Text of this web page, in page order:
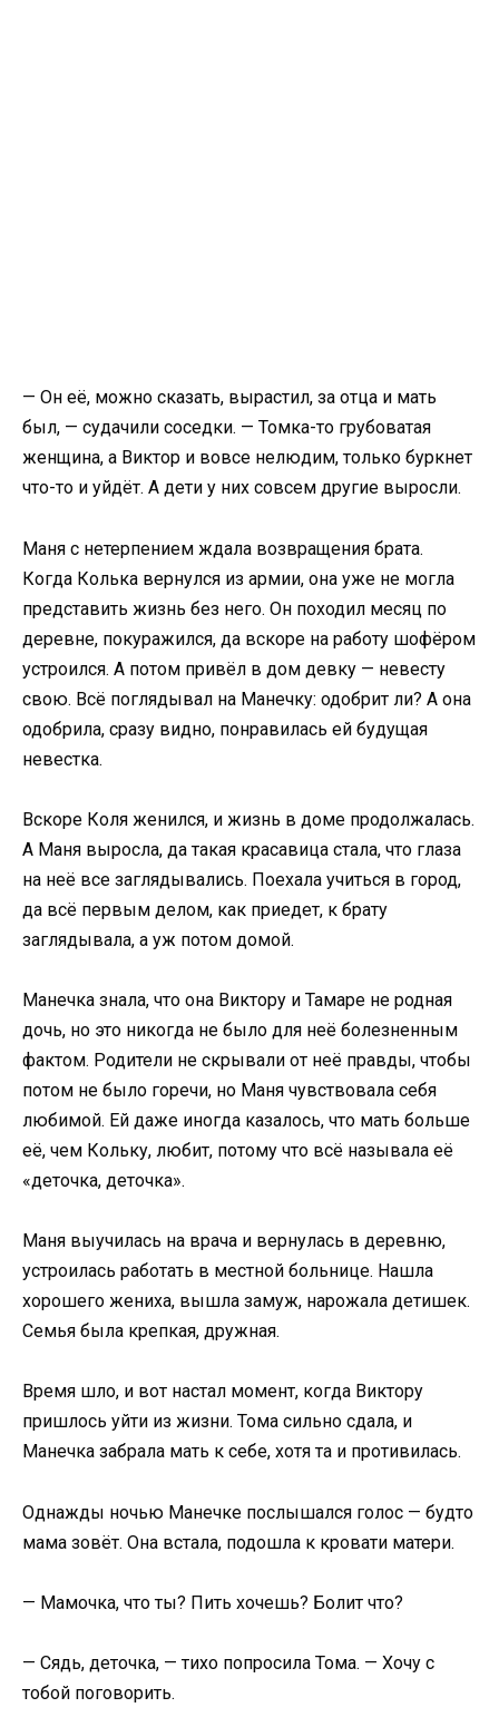
— Он её, можно сказать, вырастил, за отца и мать
был, — судачили соседки. — Томка-то грубоватая
женщина, а Виктор и вовсе нелюдим, только буркнет
что-то и уйдёт. А дети у них совсем другие выросли.
Маня с нетерпением ждала возвращения брата.
Когда Колька вернулся из армии, она уже не могла
представить жизнь без него. Он походил месяц по
деревне, покуражился, да вскоре на работу шофёром
устроился. А потом привёл в дом девку — невесту
свою. Всё поглядывал на Манечку: одобрит ли? А она
одобрила, сразу видно, понравилась ей будущая
невестка.
Вскоре Коля женился, и жизнь в доме продолжалась.
А Маня выросла, да такая красавица стала, что глаза
на неё все заглядывались. Поехала учиться в город,
да всё первым делом, как приедет, к брату
заглядывала, а уж потом домой.
Манечка знала, что она Виктору и Тамаре не родная
дочь, но это никогда не было для неё болезненным
фактом. Родители не скрывали от неё правды, чтобы
потом не было горечи, но Маня чувствовала себя
любимой. Ей даже иногда казалось, что мать больше
её, чем Кольку, любит, потому что всё называла её
«деточка, деточка».
Маня выучилась на врача и вернулась в деревню,
устроилась работать в местной больнице. Нашла
хорошего жениха, вышла замуж, нарожала детишек.
Семья была крепкая, дружная.
Время шло, и вот настал момент, когда Виктору
пришлось уйти из жизни. Тома сильно сдала, и
Манечка забрала мать к себе, хотя та и противилась.
Однажды ночью Манечке послышался голос — будто
мама зовёт. Она встала, подошла к кровати матери.
— Мамочка, что ты? Пить хочешь? Болит что?
— Сядь, деточка, — тихо попросила Тома. — Хочу с
тобой поговорить.